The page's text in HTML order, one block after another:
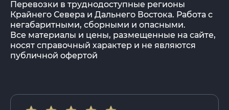
Перевозки в труднодоступные регионы
Крайнего Севера и Дальнего Востока. Работа с
негабаритными, сборными и опасными.
Все материалы и цены, размещенные на сайте,
носят справочный характер и не являются
публичной офертой